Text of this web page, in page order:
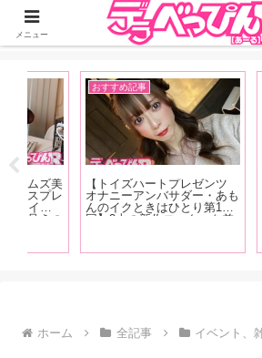
ジーオーティーが運営するちょっとHなニュース
DMMアフィリエイトが含まれている
おすすめ記事
【トイズハートプレゼンツ
オナニーアンバサダー・あも
んのイクときはひとり第15
回】2本の新作ローターを差
ナニー画像あり！】
AV女優
【#川上
ウン対
レジェ
奈々美
まで、
ホーム 全記事 イベント、
メニュー